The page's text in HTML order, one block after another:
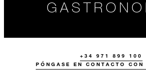
+34 971 899 100
PÓNGASE EN CONTACTO CON